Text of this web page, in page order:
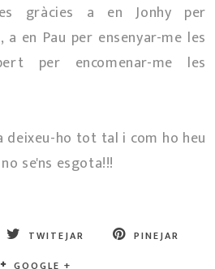
gràcies a en Jonhy per
a en Pau per ensenyar-me les
per encomenar-me les
deixeu-ho tot tal i com ho heu
se'ns esgota!!!
TWITEJAR
PINEJAR
GOOGLE +